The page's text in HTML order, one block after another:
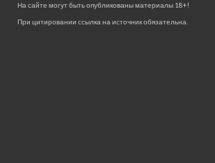
На сайте могут быть опубликованы материалы 18+!
При цитировании ссылка на источник обязательна.